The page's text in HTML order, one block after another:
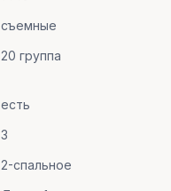
съемные
20 группа
есть
3
2-спальное